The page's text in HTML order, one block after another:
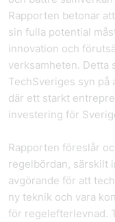
Rapporten betonar
sin fulla potential
innovation och
verksamheten. Detta
TechSveriges syn
där ett starkt
investering för
Rapporten föreslår
regelbördan, särskilt
avgörande för att
ny teknik och vara
för regelefterlevnad.